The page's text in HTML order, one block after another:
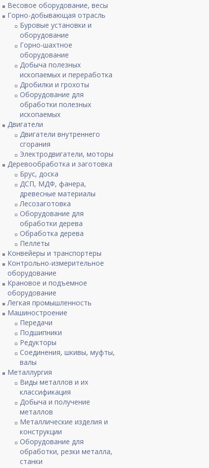
Весовое оборудование, весы
Горно-добывающая отрасль
Буровые установки и
оборудование
Горно-шахтное
оборудование
Добыча полезных
ископаемых и переработка
Дробилки и грохоты
Оборудование для
обработки полезных
ископаемых
Двигатели
Двигатели внутреннего
сгорания
Электродвигатели, моторы
Деревообработка и заготовка
Брус, доска
ДСП, МДФ, фанера,
древесные материалы
Лесозаготовка
Оборудование для
обработки дерева
Обработка дерева
Пеллеты
Конвейеры и транспортеры
Контрольно-измерительное
оборудование
Крановое и подъемное
оборудование
Легкая промышленность
Машиностроение
Передачи
Подшипники
Редукторы
Соединения, шкивы, муфты,
валы
Металлургия
Виды металлов и их
классификация
Добыча и получение
металлов
Металлические изделия и
конструкции
Оборудование для
обработки, резки металла,
станки